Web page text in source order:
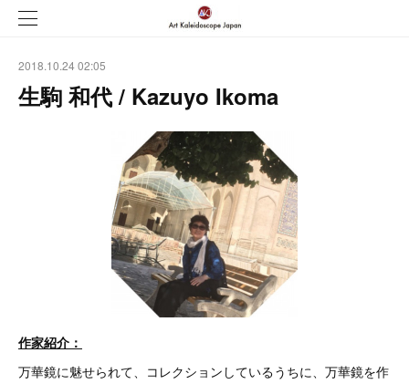
2018.10.24 02:05
生駒 和代 / Kazuyo Ikoma
作家紹介：
万華鏡に魅せられて、コレクションしているうちに、万華鏡を作